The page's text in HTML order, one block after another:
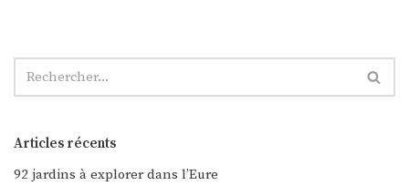
Articles récents
92 jardins à explorer dans l’Eure